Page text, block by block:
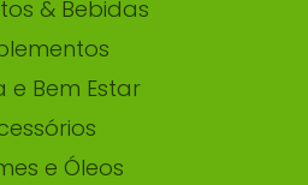
& Bebidas
e Bem Estar
e Óleos